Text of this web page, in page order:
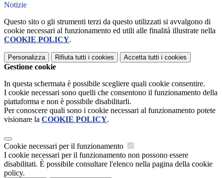
Notizie
Questo sito o gli strumenti terzi da questo utilizzati si avvalgono di
cookie necessari al funzionamento ed utili alle finalità illustrate nella
COOKIE POLICY.
Personalizza Rifiuta tutti i cookies Accetta tutti i cookies
Gestione cookie
In questa schermata è possibile scegliere quali cookie consentire.
I cookie necessari sono quelli che consentono il funzionamento della
piattaforma e non è possibile disabilitarli.
Per conoscere quali sono i cookie necessari al funzionamento potete
visionare la COOKIE POLICY.
Cookie necessari per il funzionamento
I cookie necessari per il funzionamento non possono essere
disabilitati. È possibile consultare l'elenco nella pagina della cookie
policy.